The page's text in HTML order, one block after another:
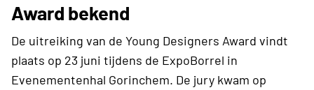
Award bekend
De uitreiking van de Young Designers Award vindt
plaats op 23 juni tijdens de ExpoBorrel in
Evenementenhal Gorinchem. De jury kwam op